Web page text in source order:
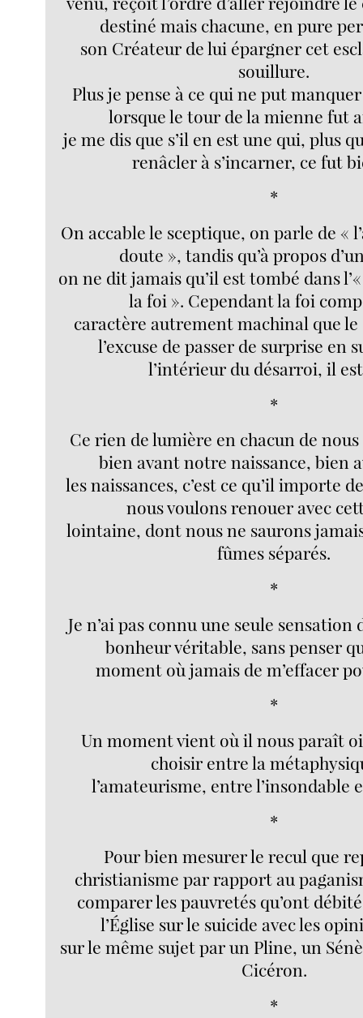
destiné mais chacune, en pure
son Créateur de lui épargner cet
souillure.
Plus je pense à ce qui ne put
lorsque le tour de la mienne fut
je me dis que s’il en est une qui, plus
renâcler à s’incarner, ce fut
*
On accable le sceptique, on parle de «
doute », tandis qu’à propos
on ne dit jamais qu’il est tombé dans
la foi ». Cependant la foi
caractère autrement machinal que le
l’excuse de passer de surprise en
l’intérieur du désarroi, il
*
Ce rien de lumière en chacun de
bien avant notre naissance, bien
les naissances, c’est ce qu’il importe
nous voulons renouer avec
lointaine, dont nous ne saurons
fûmes séparés.
*
Je n’ai pas connu une seule
bonheur véritable, sans penser
moment où jamais de m’effacer
*
Un moment vient où il nous paraît
choisir entre la
l’amateurisme, entre l’insondable
*
Pour bien mesurer le recul que
christianisme par rapport au
comparer les pauvretés qu’ont
l’Église sur le suicide avec les
sur le même sujet par un Pline, un
Cicéron.
*